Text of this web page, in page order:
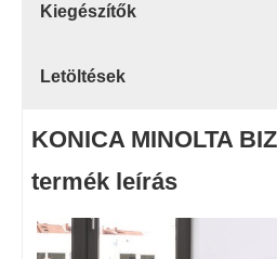
Kiegészítők
Letöltések
KONICA MINOLTA
termék leírás